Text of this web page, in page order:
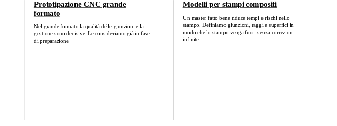
Prototipazione CNC grande
formato
Nel grande formato la qualità delle giunzioni e la
gestione sono decisive. Le consideriamo già in fase
di preparazione.
Modelli per stampi compositi
Un master fatto bene riduce tempi e rischi nello
stampo. Definiamo giunzioni, raggi e superfici in
modo che lo stampo venga fuori senza correzioni
infinite.